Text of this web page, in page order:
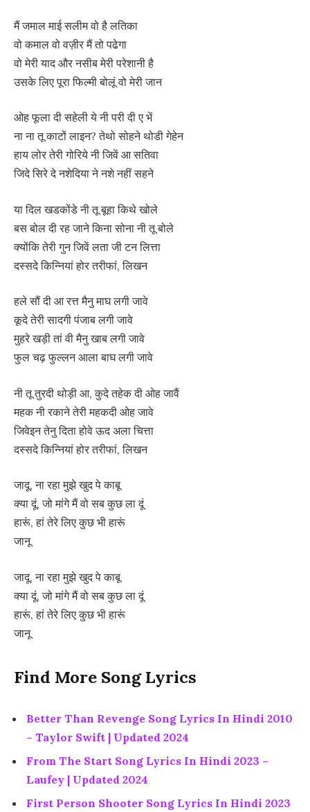
मैं जमाल माई सलीम वो है लतिका
वो कमाल वो वज़ीर मैं तो पढेगा
वो मेरी याद और नसीब मेरी परेशानी है
उसके लिए पूरा फिल्मी बोलूं वो मेरी जान
ओह फूला दी सहेली ये नी परी दी ए भें
ना ना तू काटों लाइन? तेथो सोहने थोडी गेहेन
हाय लोर तेरी गोरिये नी जिवें आ सतिवा
जिदे सिरे दे नशेदिया ने नशे नहीं सहने
या दिल खडकोंडे नी तू बूहा किथे खोले
बस बोल दी रह जाने किना सोना नी तू बोले
क्योंकि तेरी गुन जिवें लता जी टन लित्ता
दस्सदे किन्नियां होर तरीफां, लिखन
हले सौं दी आ रत्त मैनु माघ लगी जावे
कूदे तेरी सादगी पंजाब लगी जावे
मुहरे खड़ी तां वी मैनु खाब लगी जावे
फुल चढ़ फुल्लन आला बाघ लगी जावे
नी तू तुरदी थोड़ी आ, कुदे तहेक दी ओह जावैं
महक नी रकाने तेरी महकदी ओह जावे
जिवेइन तेनु दिता होवे ऊद अला चित्ता
दस्सदे किन्नियां होर तरीफां, लिखन
जादू, ना रहा मुझे खुद पे काबू
क्या दूं, जो मांगे मैं वो सब कुछ ला दूं
हारूं, हां तेरे लिए कुछ भी हारूं
जानू
जादू, ना रहा मुझे खुद पे काबू
क्या दूं, जो मांगे मैं वो सब कुछ ला दूं
हारूं, हां तेरे लिए कुछ भी हारूं
जानू
Find More Song Lyrics
Better Than Revenge Song Lyrics In Hindi 2010
– Taylor Swift | Updated 2024
From The Start Song Lyrics In Hindi 2023 –
Laufey | Updated 2024
First Person Shooter Song Lyrics In Hindi 2023